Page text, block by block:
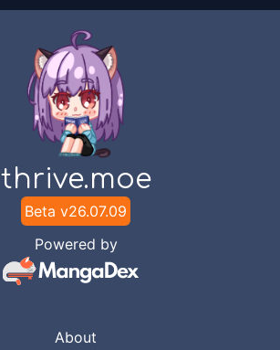
thrive.moe
Beta v26.07.09
Powered by
About